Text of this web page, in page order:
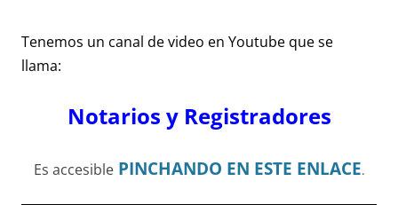
Tenemos un canal de video en Youtube que se
llama:
Notarios y Registradores
Es accesiblePINCHANDO EN ESTE ENLACE.